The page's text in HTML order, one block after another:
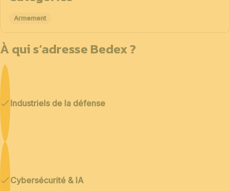
Armement
À qui s’adresse Bedex ?
Industriels de la défense
Cybersécurité & IA